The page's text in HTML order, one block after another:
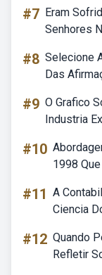
#7 Eram
Senhores
#8 Selecione
Das
#9 O Grafico
Industria
#10
1998
#11 A
Ciencia
#12 Quando
Refletir